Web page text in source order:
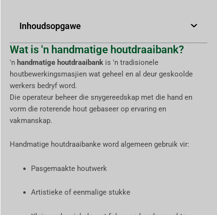
Inhoudsopgawe
Wat is 'n handmatige houtdraaibank?
'n handmatige houtdraaibank is 'n tradisionele
houtbewerkingsmasjien wat geheel en al deur geskoolde
werkers bedryf word.
Die operateur beheer die snygereedskap met die hand en
vorm die roterende hout gebaseer op ervaring en
vakmanskap.
Handmatige houtdraaibanke word algemeen gebruik vir:
Pasgemaakte houtwerk
Artistieke of eenmalige stukke